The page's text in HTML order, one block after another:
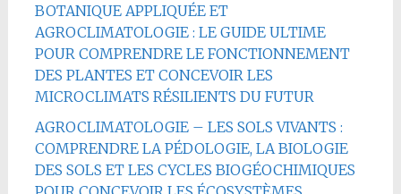
BOTANIQUE APPLIQUÉE ET
AGROCLIMATOLOGIE : LE GUIDE ULTIME
POUR COMPRENDRE LE FONCTIONNEMENT
DES PLANTES ET CONCEVOIR LES
MICROCLIMATS RÉSILIENTS DU FUTUR
AGROCLIMATOLOGIE – LES SOLS VIVANTS :
COMPRENDRE LA PÉDOLOGIE, LA BIOLOGIE
DES SOLS ET LES CYCLES BIOGÉOCHIMIQUES